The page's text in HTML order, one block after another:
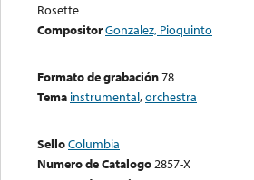
Rosette
CompositorGonzalez, Pioquinto
Formato de grabación78
Tema instrumental,orchestra
SelloColumbia
Numero de Catalogo2857-X